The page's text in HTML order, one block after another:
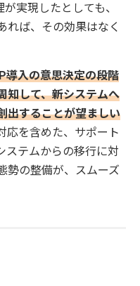
実現したとしても、
れば、その効果はなく
導入の意思決定の段階
知して、新システムへ
出することが望ましい
応を含めた、サポート
ステムからの移行に対
勢の整備が、スムーズ